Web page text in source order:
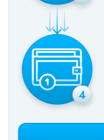
4